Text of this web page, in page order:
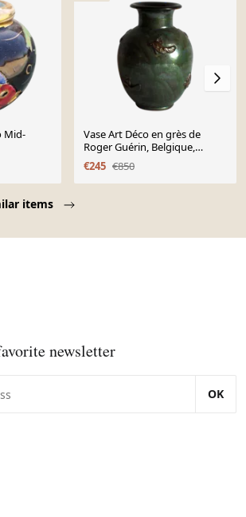
items
Mid-
Vase Art Déco en grès de
Roger Guérin, Belgique,
années 1920
€245 €850
newsletter
OK